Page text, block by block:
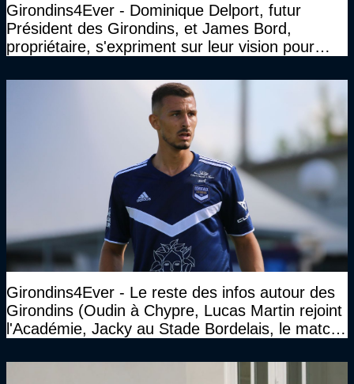
Girondins4Ever - Dominique Delport, futur
Président des Girondins, et James Bord,
propriétaire, s'expriment sur leur vision pour
Girondins4Ever - Le reste des infos autour des
Girondins (Oudin à Chypre, Lucas Martin rejoint
l'Académie, Jacky au Stade Bordelais, le match